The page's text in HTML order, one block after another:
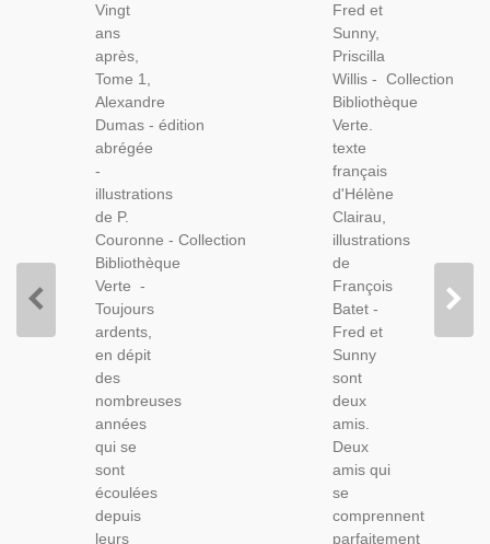
Alexandre
Dumas,
1954 -
Trois
Mousquetaires,
D'Artagnan,
Cape Et
Épée,
Bibliothèque
Verte,
Couverture
Verte
Vingt
ans
après,
Tome 1,
Alexandre
Dumas - édition
abrégée
-
illustrations
de P.
Couronne - Collection
Bibliothèque
Verte -
Toujours
ardents,
en dépit
des
nombreuses
années
qui se
sont
écoulées
depuis
leurs
1959 -
Amitié
Cheval
Enfant,
Aventures
Jeunesse,
Collection
Bibliothèque
Verte
Fred et
Sunny,
Priscilla
Willis - Collection
Bibliothèque
Verte.
texte
français
d'Hélène
Clairau,
illustrations
de
François
Batet -
Fred et
Sunny
sont
deux
amis.
Deux
amis qui
se
comprennent
parfaitement